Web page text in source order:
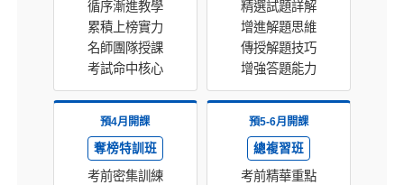
循序漸進教學
累積上榜實力
名師團隊授課
考試命中核心
精選試題詳解
增進解題思維
傳授解題技巧
增強答題能力
預4月開課
奪榜特訓班
考前密集訓練
預5-6月開課
總複習班
考前精華重點